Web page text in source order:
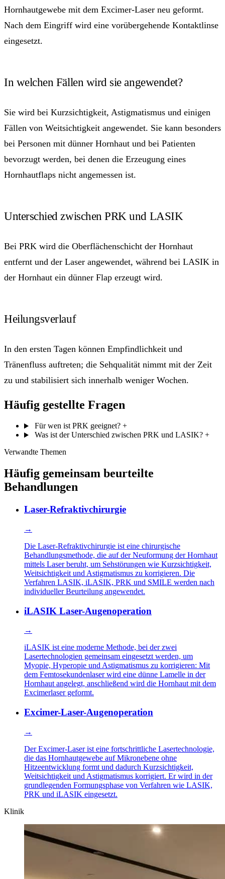
Hornhautgewebe mit dem Excimer-Laser neu geformt.
Nach dem Eingriff wird eine vorübergehende Kontaktlinse
eingesetzt.
In welchen Fällen wird sie angewendet?
Sie wird bei Kurzsichtigkeit, Astigmatismus und einigen
Fällen von Weitsichtigkeit angewendet. Sie kann besonders
bei Personen mit dünner Hornhaut und bei Patienten
bevorzugt werden, bei denen die Erzeugung eines
Hornhautflaps nicht angemessen ist.
Unterschied zwischen PRK und LASIK
Bei PRK wird die Oberflächenschicht der Hornhaut
entfernt und der Laser angewendet, während bei LASIK in
der Hornhaut ein dünner Flap erzeugt wird.
Heilungsverlauf
In den ersten Tagen können Empfindlichkeit und
Tränenfluss auftreten; die Sehqualität nimmt mit der Zeit
zu und stabilisiert sich innerhalb weniger Wochen.
Häufig gestellte Fragen
Für wen ist PRK geeignet? +
Was ist der Unterschied zwischen PRK und LASIK? +
Verwandte Themen
Häufig gemeinsam beurteilte
Behandlungen
Laser-Refraktivchirurgie
→
Die Laser-Refraktivchirurgie ist eine chirurgische
Behandlungsmethode, die auf der Neuformung der Hornhaut
mittels Laser beruht, um Sehstörungen wie Kurzsichtigkeit,
Weitsichtigkeit und Astigmatismus zu korrigieren. Die
Verfahren LASIK, iLASIK, PRK und SMILE werden nach
individueller Beurteilung angewendet.
iLASIK Laser-Augenoperation
→
iLASIK ist eine moderne Methode, bei der zwei
Lasertechnologien gemeinsam eingesetzt werden, um
Myopie, Hyperopie und Astigmatismus zu korrigieren: Mit
dem Femtosekundenlaser wird eine dünne Lamelle in der
Hornhaut angelegt, anschließend wird die Hornhaut mit dem
Excimerlaser geformt.
Excimer-Laser-Augenoperation
→
Der Excimer-Laser ist eine fortschrittliche Lasertechnologie,
die das Hornhautgewebe auf Mikronebene ohne
Hitzeentwicklung formt und dadurch Kurzsichtigkeit,
Weitsichtigkeit und Astigmatismus korrigiert. Er wird in der
grundlegenden Formungsphase von Verfahren wie LASIK,
PRK und iLASIK eingesetzt.
Klinik